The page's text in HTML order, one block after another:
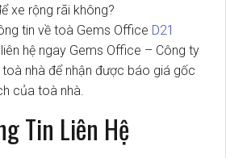
xe rộng rãi không?
tin về toà Gems Office D21
hệ ngay Gems Office – Công ty
nhà để nhận được báo giá gốc
của toà nhà.
Tin Liên Hệ